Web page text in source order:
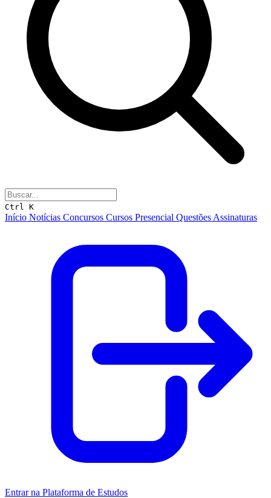
Ctrl K
Início Notícias Concursos Cursos Presencial Questões Assinaturas
Entrar na Plataforma de Estudos